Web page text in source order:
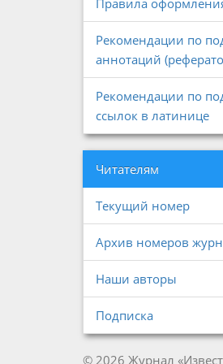
Правила
Рекомендации по
аннотаций
Рекомендации по
ссылок в латинице
Читателям
Текущий номер
Архив номеров
Наши авторы
Подписка
© 2026 Журнал